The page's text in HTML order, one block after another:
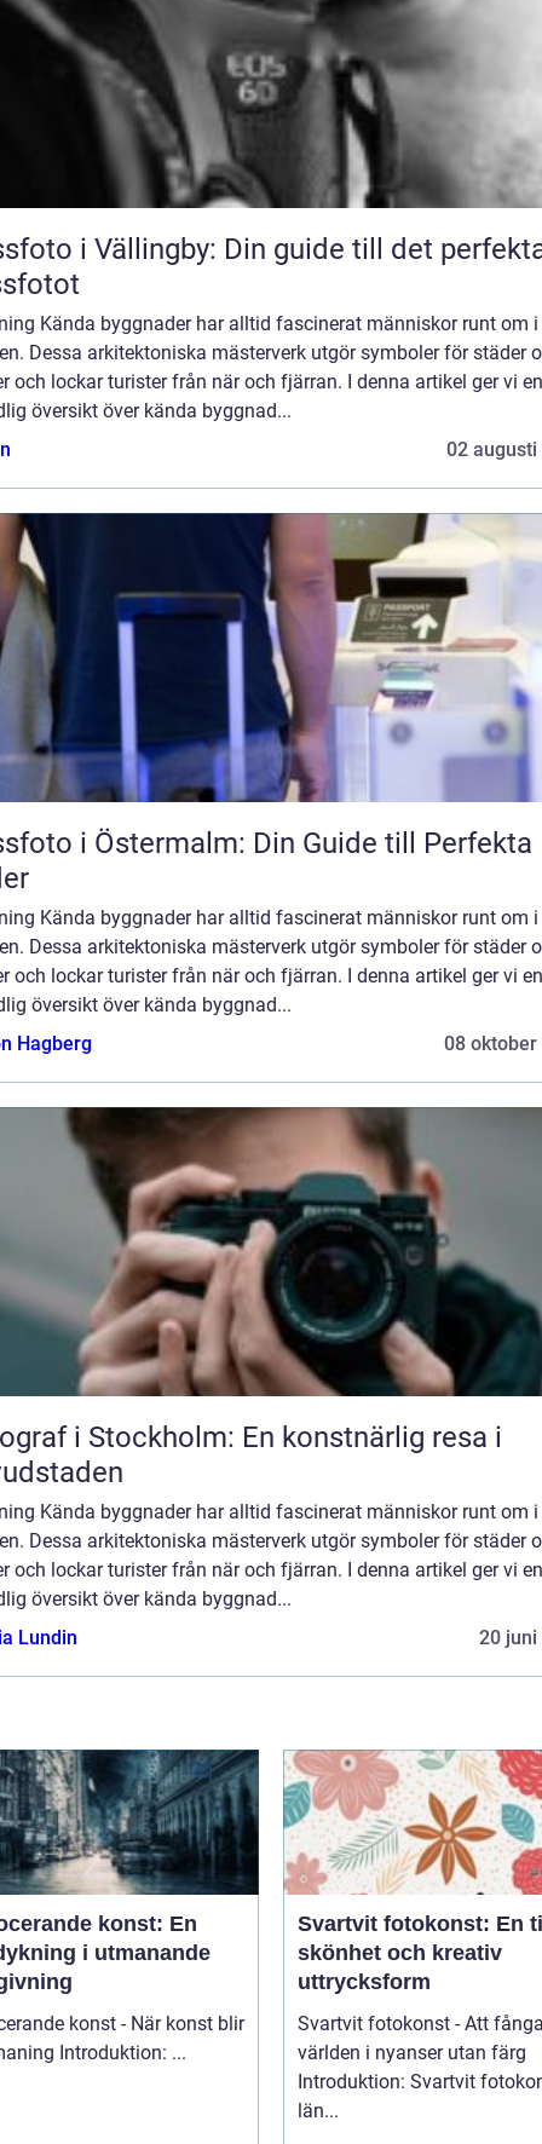
i Vällingby: Din guide till det
Kända byggnader har alltid fascinerat människor runt om i
Dessa arkitektoniska mästerverk utgör symboler för städer
och lockar turister från när och fjärran. I denna artikel ger vi en
översikt över kända byggnad...
02 augusti
i Östermalm: Din Guide till Perfekta
Kända byggnader har alltid fascinerat människor runt om i
Dessa arkitektoniska mästerverk utgör symboler för städer
och lockar turister från när och fjärran. I denna artikel ger vi en
översikt över kända byggnad...
Hagberg
08 oktober
i Stockholm: En konstnärlig resa i
Kända byggnader har alltid fascinerat människor runt om i
Dessa arkitektoniska mästerverk utgör symboler för städer
och lockar turister från när och fjärran. I denna artikel ger vi en
översikt över kända byggnad...
Lundin
20 juni
konst: En
i utmanande
konst - När konst blir
till utmaning Introduktion: ...
Svartvit fotokonst: En
skönhet och kreativ
uttrycksform
Svartvit fotokonst - Att
världen i nyanser utan färg
Introduktion: Svartvit
län...